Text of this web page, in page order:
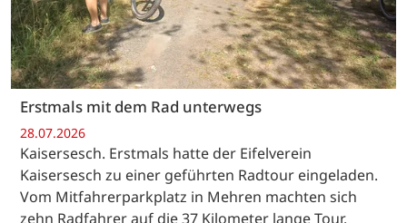
Erstmals mit dem Rad unterwegs
28.07.2026
Kaisersesch. Erstmals hatte der Eifelverein
Kaisersesch zu einer geführten Radtour eingeladen.
Vom Mitfahrerparkplatz in Mehren machten sich
zehn Radfahrer auf die 37 Kilometer lange Tour.